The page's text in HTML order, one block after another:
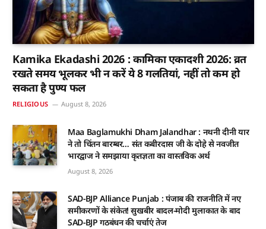
Kamika Ekadashi 2026 : कामिका एकादशी 2026: व्रत
रखते समय भूलकर भी न करें ये 8 गलतियां, नहीं तो कम हो
सकता है पुण्य फल
RELIGIOUS August 8, 2026
Maa Baglamukhi Dham Jalandhar : नथनी दीनी यार
ने तो चिंतन बारम्बर… संत कबीरदास जी के दोहे से नवजीत
भारद्वाज ने समझाया कृतज्ञता का वास्तविक अर्थ
August 8, 2026
SAD-BJP Alliance Punjab : पंजाब की राजनीति में नए
समीकरणों के संकेत! सुखबीर बादल-मोदी मुलाकात के बाद
SAD-BJP गठबंधन की चर्चाएं तेज